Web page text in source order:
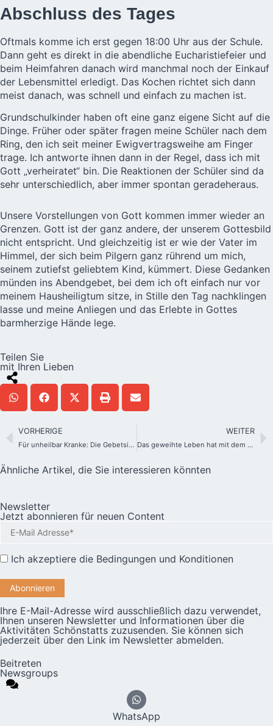
Abschluss des Tages
Oftmals komme ich erst gegen 18:00 Uhr aus der Schule.
Dann geht es direkt in die abendliche Eucharistiefeier und
beim Heimfahren danach wird manchmal noch der Einkauf
der Lebensmittel erledigt. Das Kochen richtet sich dann
meist danach, was schnell und einfach zu machen ist.
Grundschulkinder haben oft eine ganz eigene Sicht auf die
Dinge. Früher oder später fragen meine Schüler nach dem
Ring, den ich seit meiner Ewigvertragsweihe am Finger
trage. Ich antworte ihnen dann in der Regel, dass ich mit
Gott „verheiratet“ bin. Die Reaktionen der Schüler sind da
sehr unterschiedlich, aber immer spontan geradeheraus.
Unsere Vorstellungen von Gott kommen immer wieder an
Grenzen. Gott ist der ganz andere, der unserem Gottesbild
nicht entspricht. Und gleichzeitig ist er wie der Vater im
Himmel, der sich beim Pilgern ganz rührend um mich,
seinem zutiefst geliebtem Kind, kümmert. Diese Gedanken
münden ins Abendgebet, bei dem ich oft einfach nur vor
meinem Hausheiligtum sitze, in Stille den Tag nachklingen
lasse und meine Anliegen und das Erlebte in Gottes
barmherzige Hände lege.
Teilen Sie
mit Ihren Lieben
VORHERIGE
Für unheilbar Kranke: Die Gebetsintention im Februar
WEITER
Das geweihte Leben hat mit dem täglichen JA zu tun
Ähnliche Artikel, die Sie interessieren könnten
Newsletter
Jetzt abonnieren für neuen Content
Ich akzeptiere die Bedingungen und Konditionen
Ihre E-Mail-Adresse wird ausschließlich dazu verwendet,
Ihnen unseren Newsletter und Informationen über die
Aktivitäten Schönstatts zuzusenden. Sie können sich
jederzeit über den Link im Newsletter abmelden.
Beitreten
Newsgroups
WhatsApp